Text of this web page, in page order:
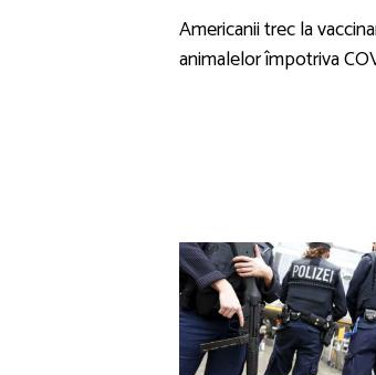
Americanii trec la
animalelor împotriva